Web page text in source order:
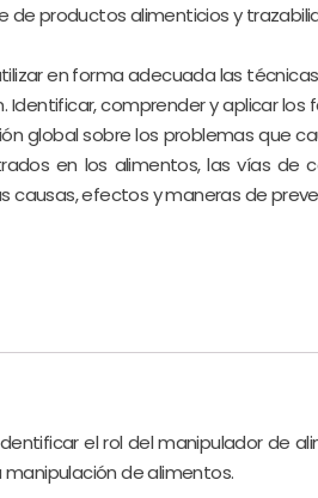
productos alimenticios y
en forma adecuada las
comprender y aplicar
global sobre los problemas que
en los alimentos, las vías de
efectos y maneras de
el rol del manipulador de
de alimentos.